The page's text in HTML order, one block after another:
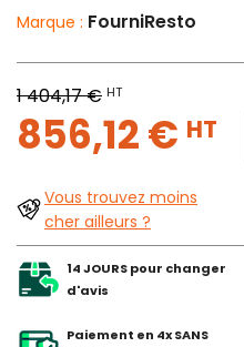
Marque : FourniResto
1 404,17 € HT
856,12 € HT
Vous trouvez moins
cher ailleurs ?
14 JOURS pour changer
d'avis
Paiement en 4x SANS